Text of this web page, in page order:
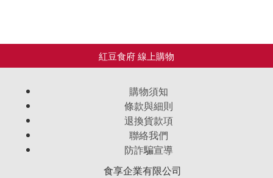
購物須知
條款與細則
退換貨款項
聯絡我們
防詐騙宣導
食享企業有限公司